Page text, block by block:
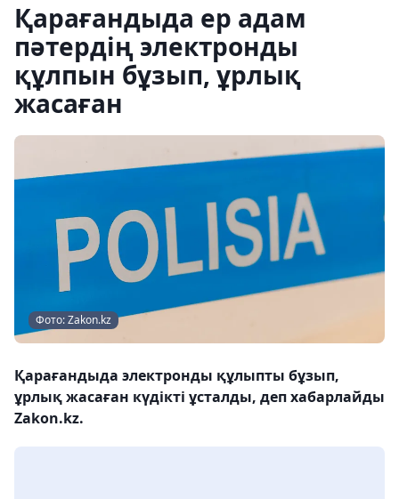
Қарағандыда ер адам
пәтердің электронды
құлпын бұзып, ұрлық
жасаған
Фото: Zakon.kz
Қарағандыда электронды құлыпты бұзып,
ұрлық жасаған күдікті ұсталды, деп хабарлайды
Zakon.kz.